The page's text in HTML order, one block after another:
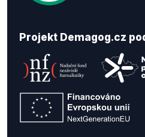
Projekt Demagog.cz